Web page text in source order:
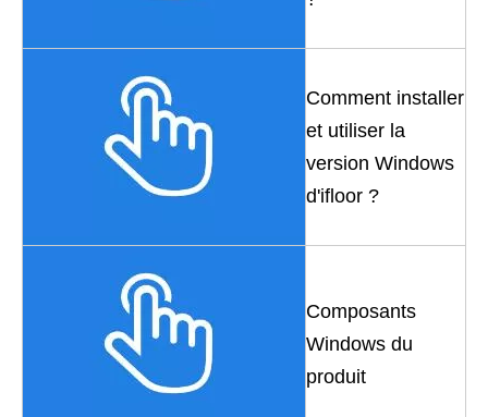
Comment installer
et utiliser la
version Windows
d'ifloor ?
Composants
Windows du
produit